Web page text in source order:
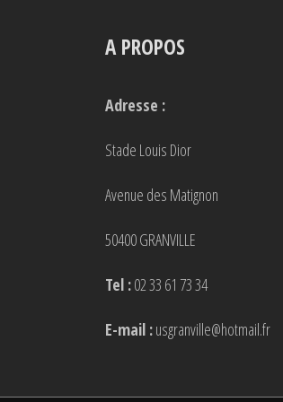
A PROPOS
Adresse :
Stade Louis Dior
Avenue des Matignon
50400 GRANVILLE
Tel :02 33 61 73 34
E-mail :usgranville@hotmail.fr